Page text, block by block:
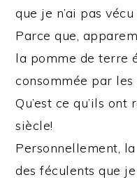
que je n’ai pas
Parce que,
la pomme de terre
consommée par
Qu’est ce qu’ils
siècle!
Personnellement,
des féculents que